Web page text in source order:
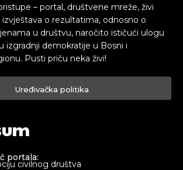
– portal, društvene mreže, živi
izvještava o rezultatima, odnosno o
u društvu, naročito ističući ulogu
izgradnji demokratije u Bosni i
Pusti priču neka živi!
Uređivačka politika
portala:
civilnog društva